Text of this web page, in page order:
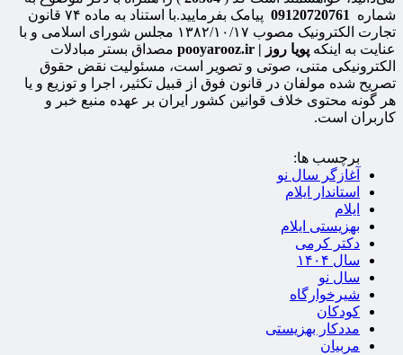
شماره
پیامک بفرمایید.با استناد به ماده ۷۴ قانون
تجارت الکترونیک مصوب ۱۳۸۲/۱۰/۱۷ مجلس شورای اسلامی و با
عنایت به اینکه پویا روز | pooyarooz.ir
مصداق بستر مبادلات
الکترونیکی متنی، صوتی و تصویر است، مسئولیت نقض حقوق
تصریح شده مولفان در قانون فوق از قبیل تکثیر، اجرا و توزیع و یا
هر گونه محتوی خلاف قوانین کشور ایران بر عهده منبع خبر و
کاربران است.
برچسب ها:
آغازگر سال نو
استاندار ایلام
ایلام
بهزیستی ایلام
دکتر کرمی
سال ۱۴۰۴
سال نو
شیرخوارگاه
کودکان
مددکار بهزیستی
مربیان